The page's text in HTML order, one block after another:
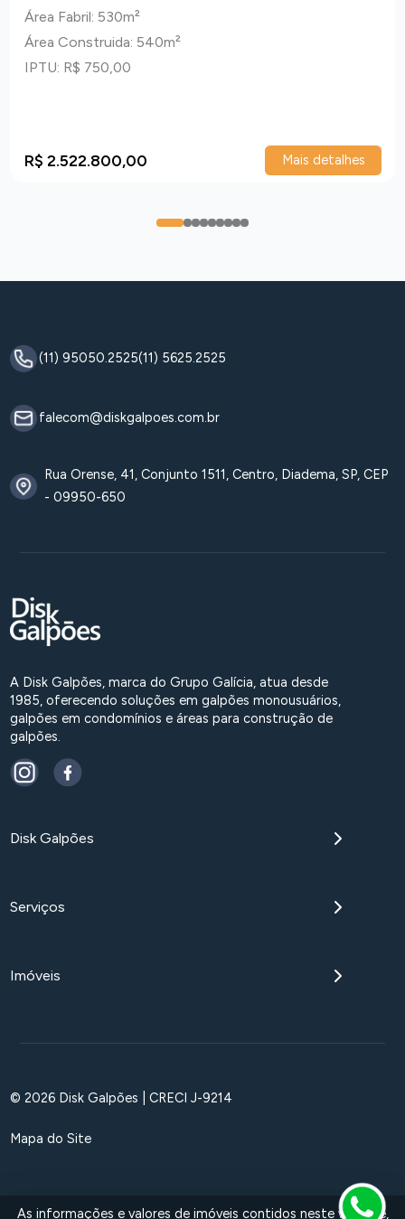
Área Fabril: 530m²
Área Construida: 540m²
IPTU: R$ 750,00
R$ 2.522.800,00 Mais detalhes
0 12345678
(11) 95050.2525(11) 5625.2525
falecom@diskgalpoes.com.br
Rua Orense, 41, Conjunto 1511, Centro, Diadema, SP, CEP
- 09950-650
A Disk Galpões, marca do Grupo Galícia, atua desde
1985, oferecendo soluções em galpões monousuários,
galpões em condomínios e áreas para construção de
galpões.
Disk Galpões
Serviços
Imóveis
© 2026 Disk Galpões | CRECI J-9214
Mapa do Site
As informações e valores de imóveis contidos neste website,